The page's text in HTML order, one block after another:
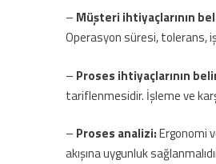
– Müşteri ihtiyaçlarının
Operasyon süresi, tolerans,
– Proses ihtiyaçlarının
tariflenmesidir. İşleme ve
– Proses analizi:Ergonomi
akışına uygunluk